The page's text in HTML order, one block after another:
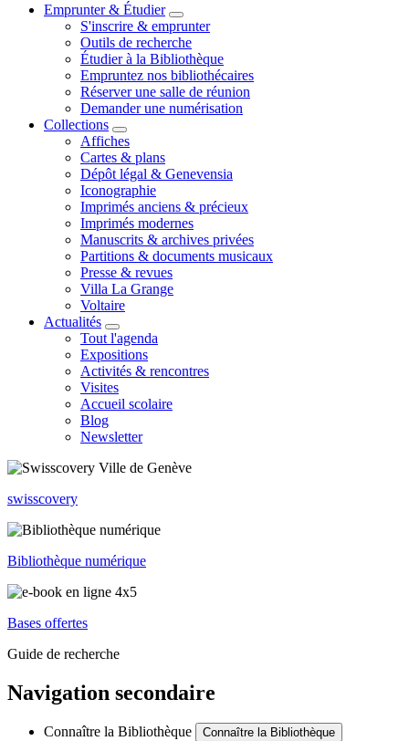
Emprunter & Étudier
S'inscrire & emprunter
Outils de recherche
Étudier à la Bibliothèque
Empruntez nos bibliothécaires
Réserver une salle de réunion
Demander une numérisation
Collections
Affiches
Cartes & plans
Dépôt légal & Genevensia
Iconographie
Imprimés anciens & précieux
Imprimés modernes
Manuscrits & archives privées
Partitions & documents musicaux
Presse & revues
Villa La Grange
Voltaire
Actualités
Tout l'agenda
Expositions
Activités & rencontres
Visites
Accueil scolaire
Blog
Newsletter
swisscovery
Bibliothèque numérique
Bases offertes
Guide de recherche
Navigation secondaire
Connaître la Bibliothèque Connaître la Bibliothèque